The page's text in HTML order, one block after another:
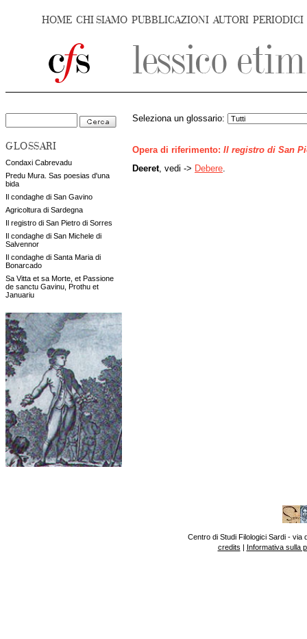
HOME CHI SIAMO PUBBLICAZIONI AUTORI PERIODICI
GLOSSARI
Condaxi Cabrevadu
Predu Mura. Sas poesias d'una
bida
Il condaghe di San Gavino
Agricoltura di Sardegna
Il registro di San Pietro di Sorres
Il condaghe di San Michele di
Salvennor
Il condaghe di Santa Maria di
Bonarcado
Sa Vitta et sa Morte, et Passione
de sanctu Gavinu, Prothu et
Januariu
Seleziona un glossario:
Opera di riferimento: Il registro di San
Deeret, vedi -> Debere
Centro di Studi Filologici Sardi - via
credits | Informativa sulla